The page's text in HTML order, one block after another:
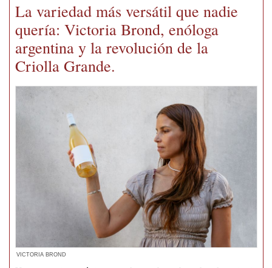
La variedad más versátil que nadie
quería: Victoria Brond, enóloga
argentina y la revolución de la
Criolla Grande.
VICTORIA BROND